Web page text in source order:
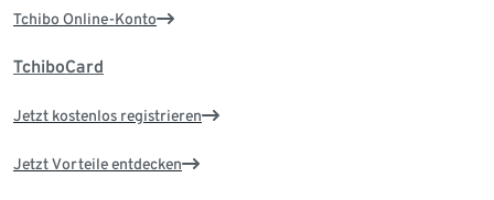
Tchibo Online-Konto
TchiboCard
Jetzt kostenlos registrieren
Jetzt Vorteile entdecken